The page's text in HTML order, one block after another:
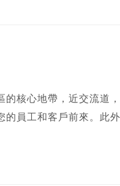
的核心地帶，近交流道
員工和客戶前來。此